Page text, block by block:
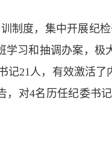
制度，集中开展纪
学习和抽调办案，极
记21人，有效激活
对4名历任纪委书